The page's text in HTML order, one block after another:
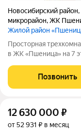
Новосибирский район,
микрорайон,ЖК
Жилой район
Просторная
в ЖК «Пшеница» на 7
кв.м. Высота
двумя спальнями
Позвонить
12 630 000 ₽
от 52 931 ₽ в месяц